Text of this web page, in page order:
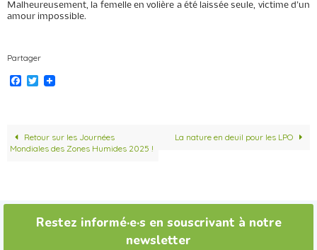
Malheureusement, la femelle en volière a été laissée seule, victime d’un
amour impossible.
Partager
F
o
o
T
e
r
Retour sur les Journées
Mondiales des Zones Humides 2025 !
La nature en deuil pour les LPO
Restez informé·e·s en souscrivant à notre
newsletter